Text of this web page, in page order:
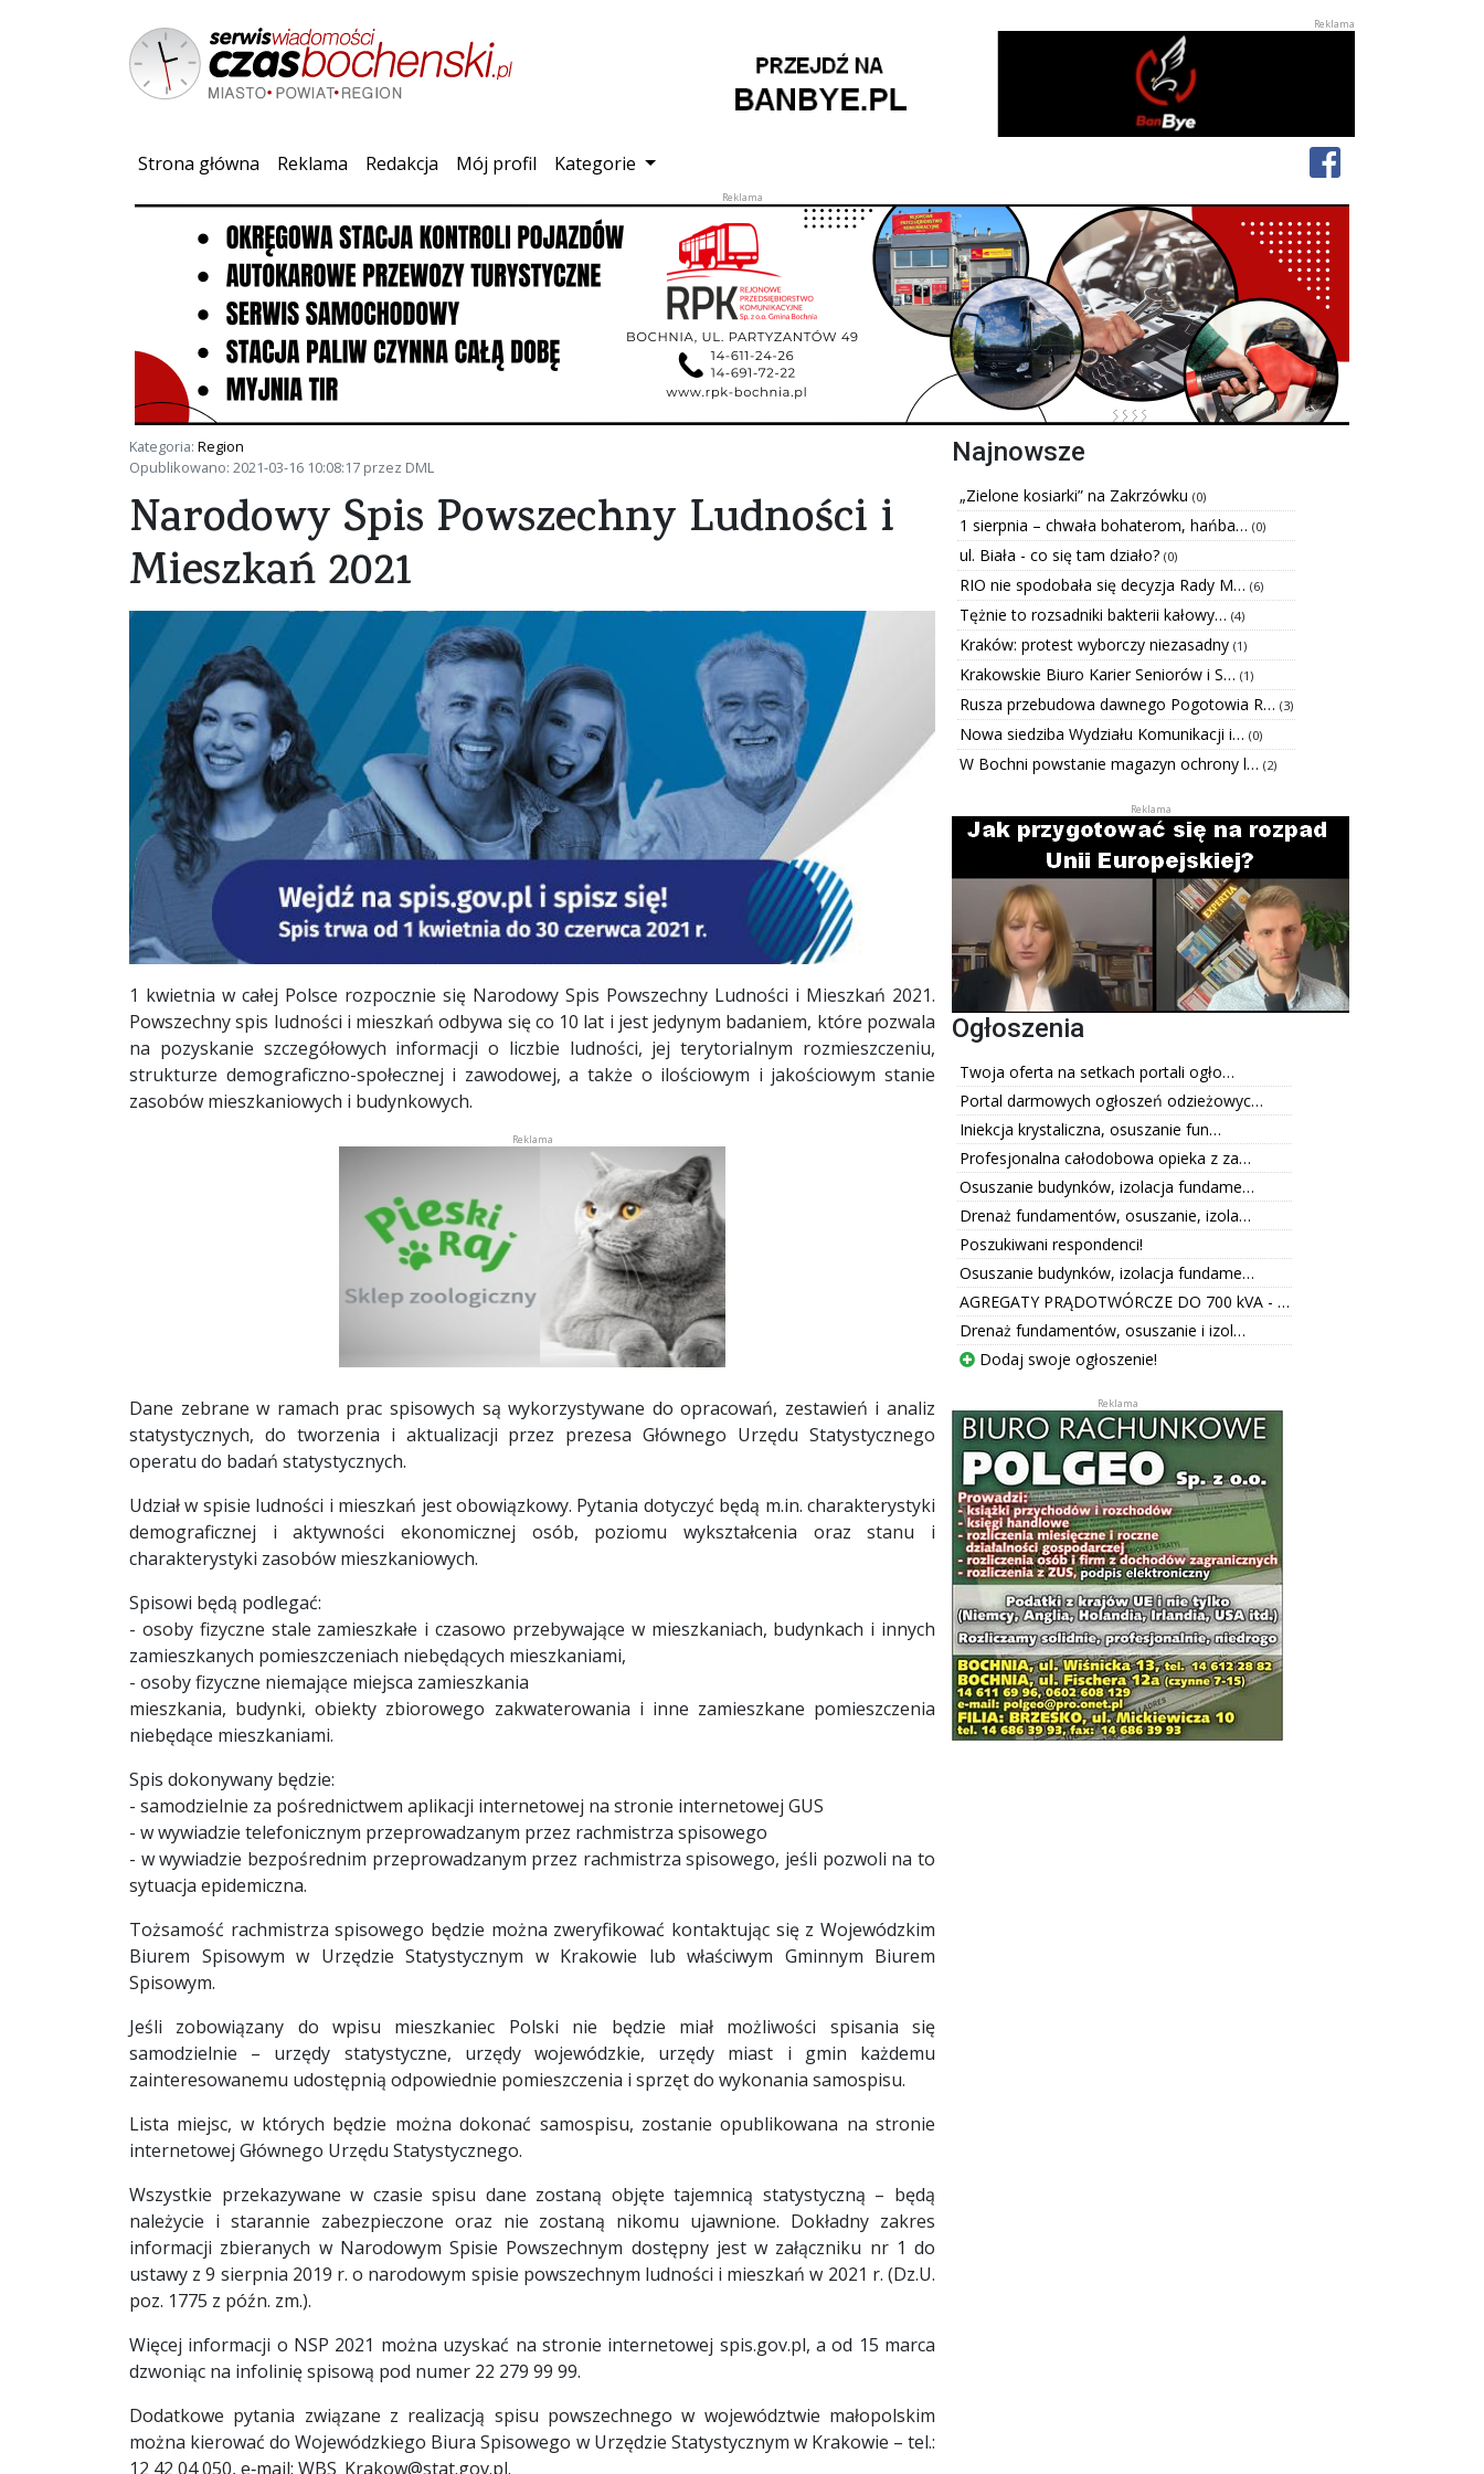
Strona główna (current)
Reklama Redakcja Mój profil Kategorie
Kategoria: Region
Opublikowano: 2021-03-16 10:08:17 przez DML
Narodowy Spis Powszechny Ludności i
Mieszkań 2021
1 kwietnia w całej Polsce rozpocznie się Narodowy Spis Powszechny Ludności i Mieszkań 2021.
Powszechny spis ludności i mieszkań odbywa się co 10 lat i jest jedynym badaniem, które pozwala
na pozyskanie szczegółowych informacji o liczbie ludności, jej terytorialnym rozmieszczeniu,
strukturze demograficzno-społecznej i zawodowej, a także o ilościowym i jakościowym stanie
zasobów mieszkaniowych i budynkowych.
Dane zebrane w ramach prac spisowych są wykorzystywane do opracowań, zestawień i analiz
statystycznych, do tworzenia i aktualizacji przez prezesa Głównego Urzędu Statystycznego
operatu do badań statystycznych.
Udział w spisie ludności i mieszkań jest obowiązkowy. Pytania dotyczyć będą m.in. charakterystyki
demograficznej i aktywności ekonomicznej osób, poziomu wykształcenia oraz stanu i
charakterystyki zasobów mieszkaniowych.
Spisowi będą podlegać:
- osoby fizyczne stale zamieszkałe i czasowo przebywające w mieszkaniach, budynkach i innych
zamieszkanych pomieszczeniach niebędących mieszkaniami,
- osoby fizyczne niemające miejsca zamieszkania
mieszkania, budynki, obiekty zbiorowego zakwaterowania i inne zamieszkane pomieszczenia
niebędące mieszkaniami.
Spis dokonywany będzie:
- samodzielnie za pośrednictwem aplikacji internetowej na stronie internetowej GUS
- w wywiadzie telefonicznym przeprowadzanym przez rachmistrza spisowego
- w wywiadzie bezpośrednim przeprowadzanym przez rachmistrza spisowego, jeśli pozwoli na to
sytuacja epidemiczna.
Tożsamość rachmistrza spisowego będzie można zweryfikować kontaktując się z Wojewódzkim
Biurem Spisowym w Urzędzie Statystycznym w Krakowie lub właściwym Gminnym Biurem
Spisowym.
Jeśli zobowiązany do wpisu mieszkaniec Polski nie będzie miał możliwości spisania się
samodzielnie – urzędy statystyczne, urzędy wojewódzkie, urzędy miast i gmin każdemu
zainteresowanemu udostępnią odpowiednie pomieszczenia i sprzęt do wykonania samospisu.
Lista miejsc, w których będzie można dokonać samospisu, zostanie opublikowana na stronie
internetowej Głównego Urzędu Statystycznego.
Wszystkie przekazywane w czasie spisu dane zostaną objęte tajemnicą statystyczną – będą
należycie i starannie zabezpieczone oraz nie zostaną nikomu ujawnione. Dokładny zakres
informacji zbieranych w Narodowym Spisie Powszechnym dostępny jest w załączniku nr 1 do
ustawy z 9 sierpnia 2019 r. o narodowym spisie powszechnym ludności i mieszkań w 2021 r. (Dz.U.
poz. 1775 z późn. zm.).
Więcej informacji o NSP 2021 można uzyskać na stronie internetowej spis.gov.pl, a od 15 marca
dzwoniąc na infolinię spisową pod numer 22 279 99 99.
Dodatkowe pytania związane z realizacją spisu powszechnego w województwie małopolskim
można kierować do Wojewódzkiego Biura Spisowego w Urzędzie Statystycznym w Krakowie – tel.:
12 42 04 050, e‑mail: WBS_Krakow@stat.gov.pl.
Najnowsze
„Zielone kosiarki” na Zakrzówku (0)
1 sierpnia – chwała bohaterom, hańba… (0)
ul. Biała - co się tam działo? (0)
RIO nie spodobała się decyzja Rady M… (6)
Tężnie to rozsadniki bakterii kałowy… (4)
Kraków: protest wyborczy niezasadny (1)
Krakowskie Biuro Karier Seniorów i S… (1)
Rusza przebudowa dawnego Pogotowia R… (3)
Nowa siedziba Wydziału Komunikacji i… (0)
W Bochni powstanie magazyn ochrony l… (2)
Ogłoszenia
Twoja oferta na setkach portali ogło…
Portal darmowych ogłoszeń odzieżowyc…
Iniekcja krystaliczna, osuszanie fun…
Profesjonalna całodobowa opieka z za…
Osuszanie budynków, izolacja fundame…
Drenaż fundamentów, osuszanie, izola…
Poszukiwani respondenci!
Osuszanie budynków, izolacja fundame…
AGREGATY PRĄDOTWÓRCZE DO 700 kVA - …
Drenaż fundamentów, osuszanie i izol…
Dodaj swoje ogłoszenie!